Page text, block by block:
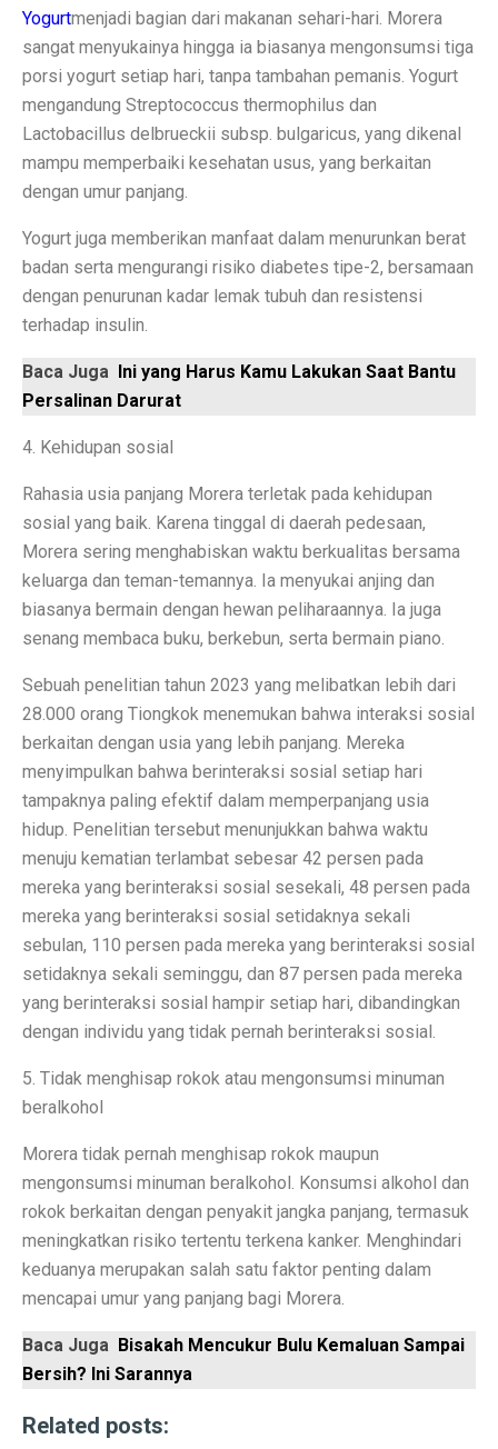
7 HP Flagship Android Terkencang 2025, Bukan
Air Minum Biru: Inovasi Teknologi yang Buka Peluang
Gaming Lancar Tanpa Ngelag, Infinix GT 30 Jadi
Amazfit Buka Store Pertama di Indonesia, Luncurkan
3 Rekomendasi HP Spek Gahar Harga Terjangkau di
Perbandingan Vivo Y28, Y03t, dan X100: HP
Ternyata Ini Rasanya Punya Interpreter AI di Telinga
Realme 15 Pro 5G Jadi Smartphone Turnamen
IMX 2025 Dimulai 10 Oktober 2025, Hadirkan Tokoh
PGE Dorong Inovasi Energi Panas Bumi Capai 3 GW
Elon Musk Pecahkan Rekor Kekayaan, Jadi Orang
Jangan Lupa Cek Pesanan Online, Ini 7 Sifat
Proyek Meta Raksasa: Pusat Data AI Seluas 70
Cuaca Bangka Belitung Memasuki Musim Hujan 2025,
Pahami Perbedaan Kesehatan Baterai dan Cycle Count
Permintaan Batubara Diperkirakan Pulih di Akhir
10 Film Horor Tersembunyi yang Harus Ditonton Saat
Jika Benci Panggilan Telepon Tapi Suka Pesan Teks,
Saham Bank Besar Turun Bersama, Ini
5 Fakta Menarik Kota Gjirokastër, Penuh Bangunan
Yogurtmenjadi bagian dari makanan sehari-hari. Morera
sangat menyukainya hingga ia biasanya mengonsumsi tiga
porsi yogurt setiap hari, tanpa tambahan pemanis. Yogurt
mengandung Streptococcus thermophilus dan
Lactobacillus delbrueckii subsp. bulgaricus, yang dikenal
mampu memperbaiki kesehatan usus, yang berkaitan
dengan umur panjang.
Yogurt juga memberikan manfaat dalam menurunkan berat
badan serta mengurangi risiko diabetes tipe-2, bersamaan
dengan penurunan kadar lemak tubuh dan resistensi
terhadap insulin.
Baca Juga Ini yang Harus Kamu Lakukan Saat Bantu
Persalinan Darurat
4. Kehidupan sosial
Rahasia usia panjang Morera terletak pada kehidupan
sosial yang baik. Karena tinggal di daerah pedesaan,
Morera sering menghabiskan waktu berkualitas bersama
keluarga dan teman-temannya. Ia menyukai anjing dan
biasanya bermain dengan hewan peliharaannya. Ia juga
senang membaca buku, berkebun, serta bermain piano.
Sebuah penelitian tahun 2023 yang melibatkan lebih dari
28.000 orang Tiongkok menemukan bahwa interaksi sosial
berkaitan dengan usia yang lebih panjang. Mereka
menyimpulkan bahwa berinteraksi sosial setiap hari
tampaknya paling efektif dalam memperpanjang usia
hidup. Penelitian tersebut menunjukkan bahwa waktu
menuju kematian terlambat sebesar 42 persen pada
mereka yang berinteraksi sosial sesekali, 48 persen pada
mereka yang berinteraksi sosial setidaknya sekali
sebulan, 110 persen pada mereka yang berinteraksi sosial
setidaknya sekali seminggu, dan 87 persen pada mereka
yang berinteraksi sosial hampir setiap hari, dibandingkan
dengan individu yang tidak pernah berinteraksi sosial.
5. Tidak menghisap rokok atau mengonsumsi minuman
beralkohol
Morera tidak pernah menghisap rokok maupun
mengonsumsi minuman beralkohol. Konsumsi alkohol dan
rokok berkaitan dengan penyakit jangka panjang, termasuk
meningkatkan risiko tertentu terkena kanker. Menghindari
keduanya merupakan salah satu faktor penting dalam
mencapai umur yang panjang bagi Morera.
Baca Juga Bisakah Mencukur Bulu Kemaluan Sampai
Bersih? Ini Sarannya
Related posts: